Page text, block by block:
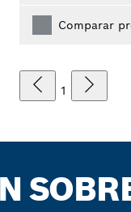
Comparar
1